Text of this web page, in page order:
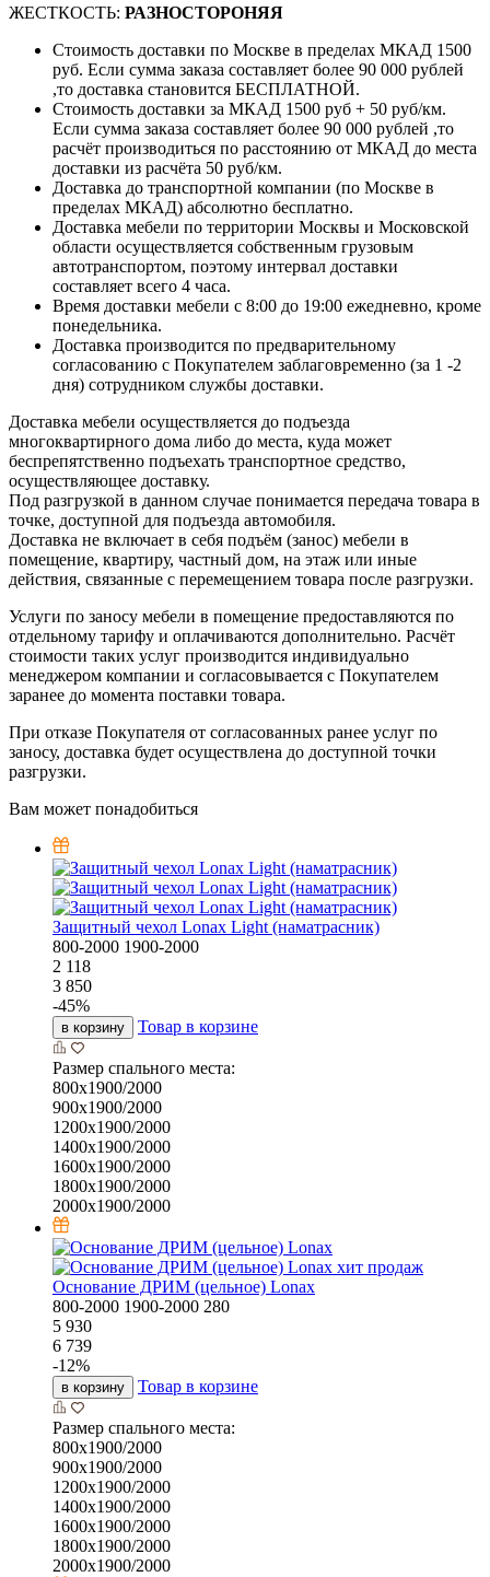
ЖЕСТКОСТЬ: РАЗНОСТОРОНЯЯ
Стоимость доставки по Москве в пределах МКАД 1500
руб. Если сумма заказа составляет более 90 000 рублей
,то доставка становится БЕСПЛАТНОЙ.
Стоимость доставки за МКАД 1500 руб + 50 руб/км.
Если сумма заказа составляет более 90 000 рублей ,то
расчёт производиться по расстоянию от МКАД до места
доставки из расчёта 50 руб/км.
Доставка до транспортной компании (по Москве в
пределах МКАД) абсолютно бесплатно.
Доставка мебели по территории Москвы и Московской
области осуществляется собственным грузовым
автотранспортом, поэтому интервал доставки
составляет всего 4 часа.
Время доставки мебели с 8:00 до 19:00 ежедневно, кроме
понедельника.
Доставка производится по предварительному
согласованию с Покупателем заблаговременно (за 1 -2
дня) сотрудником службы доставки.
Доставка мебели осуществляется до подъезда
многоквартирного дома либо до места, куда может
беспрепятственно подъехать транспортное средство,
осуществляющее доставку.
Под разгрузкой в данном случае понимается передача товара в
точке, доступной для подъезда автомобиля.
Доставка не включает в себя подъём (занос) мебели в
помещение, квартиру, частный дом, на этаж или иные
действия, связанные с перемещением товара после разгрузки.
Услуги по заносу мебели в помещение предоставляются по
отдельному тарифу и оплачиваются дополнительно. Расчёт
стоимости таких услуг производится индивидуально
менеджером компании и согласовывается с Покупателем
заранее до момента поставки товара.
При отказе Покупателя от согласованных ранее услуг по
заносу, доставка будет осуществлена до доступной точки
разгрузки.
Вам может понадобиться
Защитный чехол Lonax Light (наматрасник)
800-2000 1900-2000
2 118
3 850
-45%
в корзину Товар в корзине
Размер спального места:
800х1900/2000
900х1900/2000
1200х1900/2000
1400х1900/2000
1600х1900/2000
1800х1900/2000
2000х1900/2000
хит продаж
Основание ДРИМ (цельное) Lonax
800-2000 1900-2000 280
5 930
6 739
-12%
в корзину Товар в корзине
Размер спального места:
800х1900/2000
900х1900/2000
1200х1900/2000
1400х1900/2000
1600х1900/2000
1800х1900/2000
2000х1900/2000